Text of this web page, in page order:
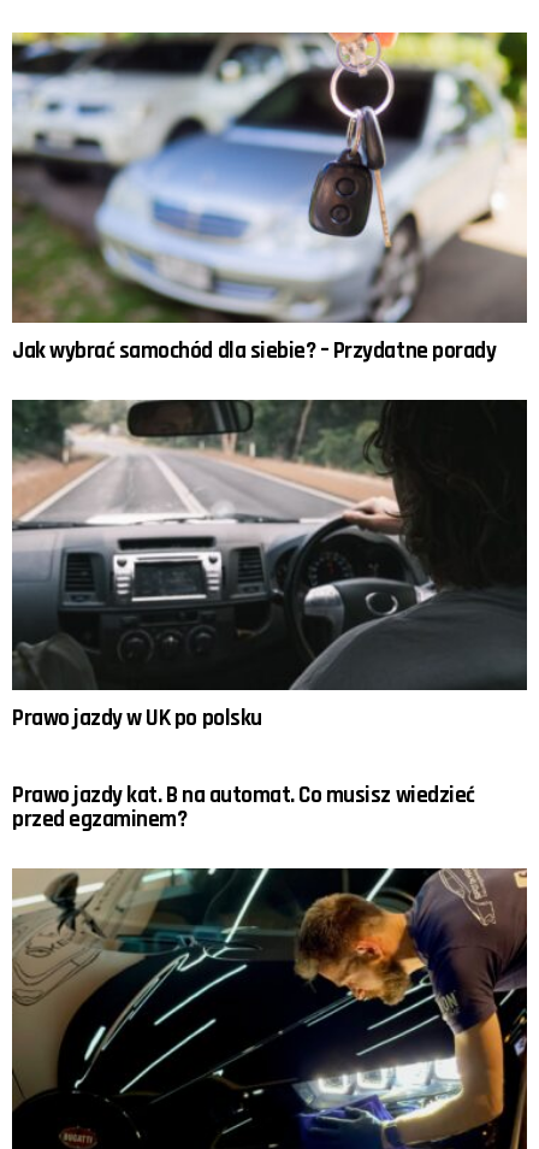
Jak wybrać samochód dla siebie? – Przydatne porady
Prawo jazdy w UK po polsku
Prawo jazdy kat. B na automat. Co musisz wiedzieć
przed egzaminem?